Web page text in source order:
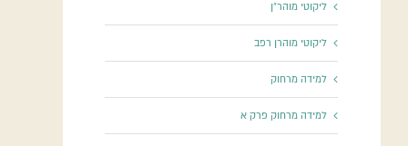
ליקוטי מוהר"ן
ליקוטי מוהרן רפב
למידה מרחוק
למידה מרחוק פרק א